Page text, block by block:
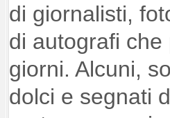
di giornalisti,
di autografi che
giorni. Alcuni,
dolci e segnati